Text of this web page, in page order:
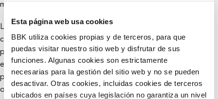
Esta página web usa cookies
BBK utiliza cookies propias y de terceros, para que
puedas visitar nuestro sitio web y disfrutar de sus
funciones. Algunas cookies son estrictamente
necesarias para la gestión del sitio web y no se pueden
desactivar. Otras cookies, incluidas cookies de terceros
ubicados en países cuya legislación no garantiza un nivel
mayor para aprender.
Las Aulas de la Experiencia de UPV/EHU –con las que
colabora BBK desde hace más de 20 años y por el que han
pasado ya más de 2000 alumnos–, las plataformas de
eLearning adaptadas a las personas mayores, la amplísima
programación de cursos que realizan los Ayuntamientos y
otras entidades, como BBK Sasoiko, conforman una ofertan